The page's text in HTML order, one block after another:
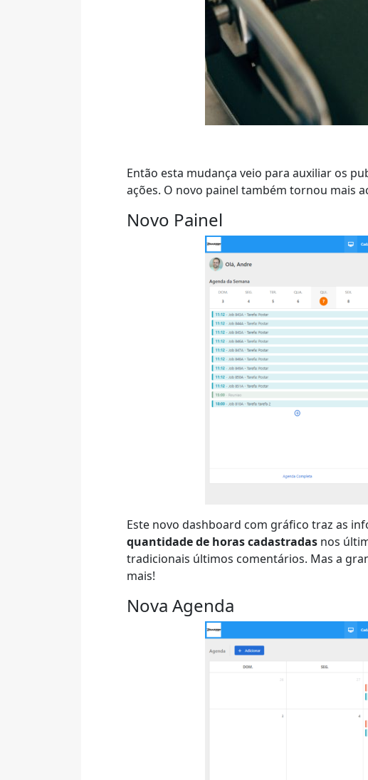
Então esta mudança veio para auxiliar os
ações. O novo painel também tornou mais
Novo Painel
Este novo dashboard com gráfico traz as
quantidade de horas cadastradas nos
tradicionais últimos comentários. Mas a
mais!
Nova Agenda